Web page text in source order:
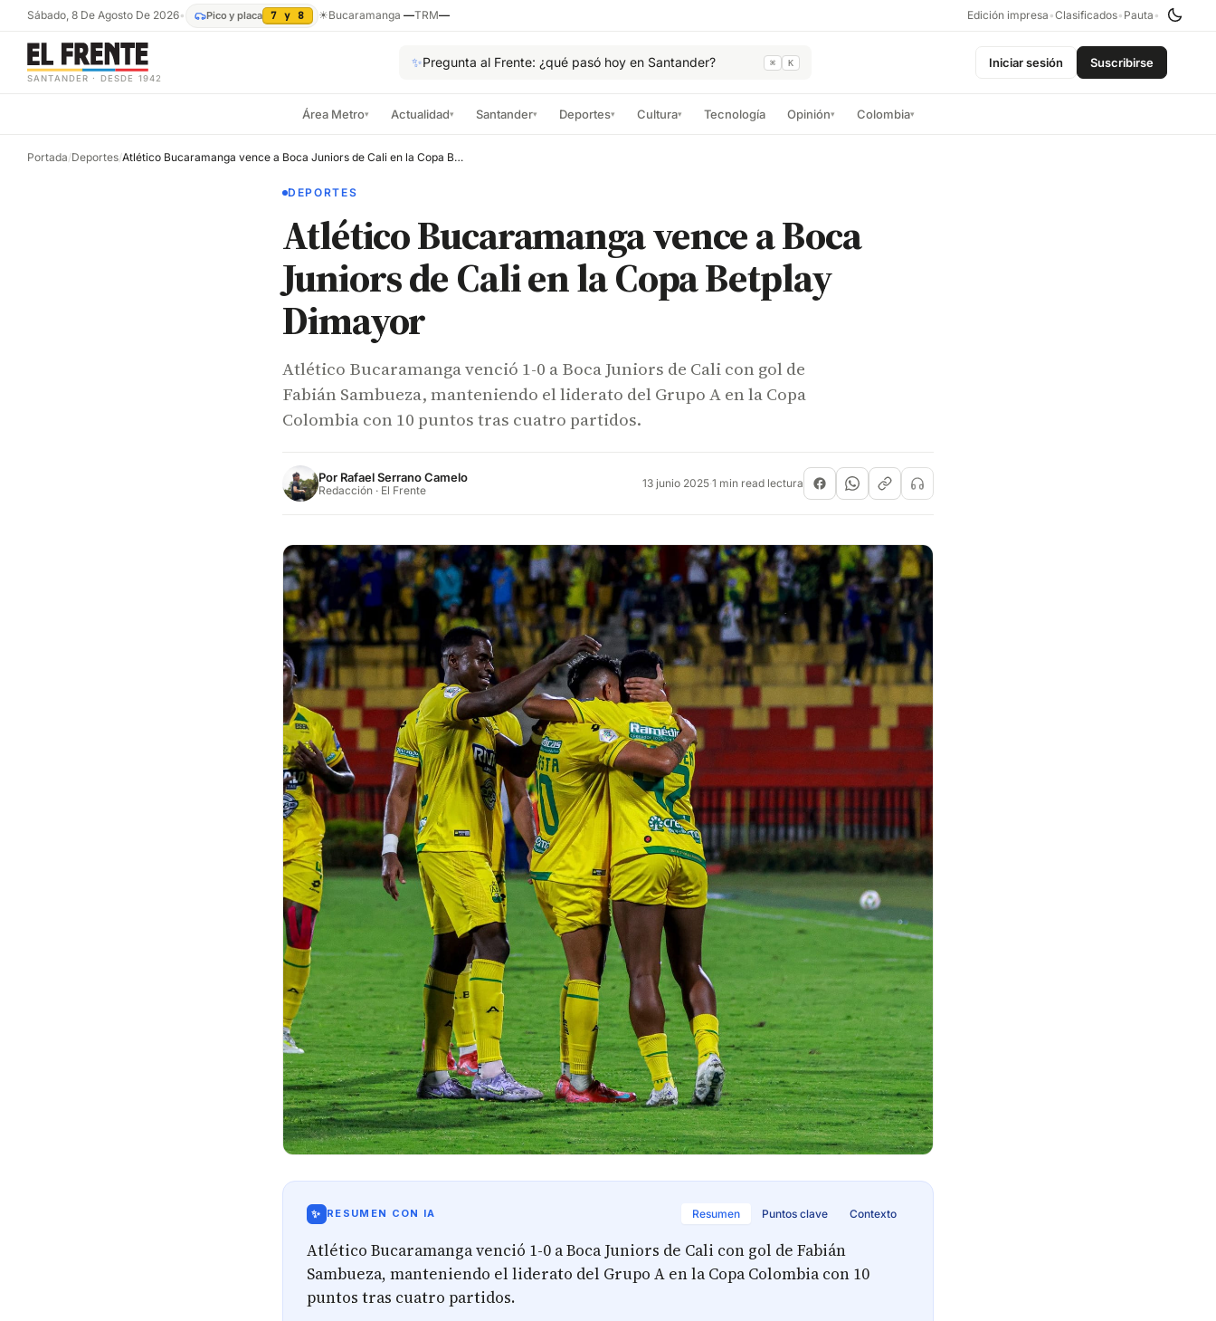
Sábado, 8 De Agosto De 2026• Pico y placa 7 y 8 ☀Bucaramanga —TRM— Edición impresa •Clasificados• Pauta •
SANTANDER · DESDE 1942
✨Pregunta al Frente: ¿qué pasó hoy en Santander? ⌘ K Iniciar sesión Suscribirse
Área Metro▾ Actualidad▾ Santander▾ Deportes▾ Cultura▾ Tecnología Opinión▾ Colombia▾
Portada/Deportes/ Atlético Bucaramanga vence a Boca Juniors de Cali en la Copa Betplay Dimayor
DEPORTES
Atlético Bucaramanga vence a Boca
Juniors de Cali en la Copa Betplay
Dimayor
Atlético Bucaramanga venció 1-0 a Boca Juniors de Cali con gol de
Fabián Sambueza, manteniendo el liderato del Grupo A en la Copa
Colombia con 10 puntos tras cuatro partidos.
Por Rafael Serrano Camelo
Redacción · El Frente 13 junio 2025·1 min read lectura
✨ RESUMEN CON IA Resumen Puntos clave Contexto
Atlético Bucaramanga venció 1-0 a Boca Juniors de Cali con gol de Fabián
Sambueza, manteniendo el liderato del Grupo A en la Copa Colombia con 10
puntos tras cuatro partidos.